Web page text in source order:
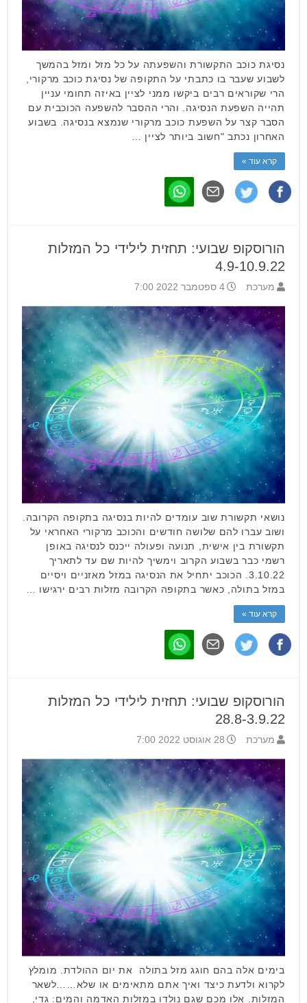
נסיגת כוכב התקשורת והשפעתה על כל מזל ומזל בהמשך
לשבוע שעבר בו כתבתי על התקופה של נסיגת כוכב מרקורי,
הרי שקוראים רבים ביקשו ממני לציין באיזה תחומי עניין
תהייה השפעת הנסיגה. והרי ההסבר להשפעה הכוכבית עם
הסבר קצר על השפעת כוכב מרקורי שנמצא בנסיגה. בשבוע
האחרון נכתב "חשוב ביותר לציין …
קרא עוד »
הורוסקופ שבועי: תחזית לילידי כל המזלות
4.9-10.9.22
מערכת 4 ספטמבר 2022 7:00
נושאי תקשורת שוב עומדים להיות בנסיגה בתקופה הקרובה.
ושוב עברו להם שלושה חודשים והכוכב מרקורי האחראי על
תקשורת בין אישית, תנועה ופעולה ייכנס לנסיגה באופן
רשמי כבר בשבוע הקרוב וימשיך להיות שם עד לתאריך
3.10.22. הכוכב יתחיל את הנסיגה במזל מאזניים ויסיים
במזל בתולה, כאשר בתקופה הקרובה מזלות רבים ירגישו …
קרא עוד »
הורוסקופ שבועי: תחזית לילידי כל המזלות
28.8-3.9.22
מערכת 28 אוגוסט 2022 7:00
בימים אלה בהם חוגג מזל בתולה את יום ההולדת. מומלץ
לקרוא ולדעת כיצד ואיך אתם מתאימים או שלא……לשאר
המזלות. אלו מכם שגם נולדו במזלות האדמה והמים: גדי,